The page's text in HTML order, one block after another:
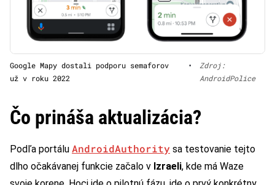
Google Mapy dostali podporu semaforov
už v roku 2022
•
Zdroj:
AndroidPolice
Čo prináša aktualizácia?
Podľa portálu AndroidAuthority sa testovanie tejto
dlho očakávanej funkcie začalo v Izraeli, kde má Waze